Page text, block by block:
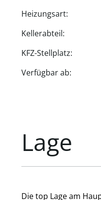
Heizungsart:
Kellerabteil:
KFZ-Stellplatz:
Verfügbar ab:
Lage
Die top Lage am